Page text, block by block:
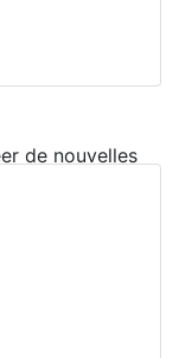
de nouvelles